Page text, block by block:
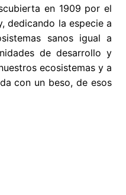
en 1909 por el
dedicando la especie a
sanos igual a
de desarrollo y
ecosistemas y a
con un beso, de esos